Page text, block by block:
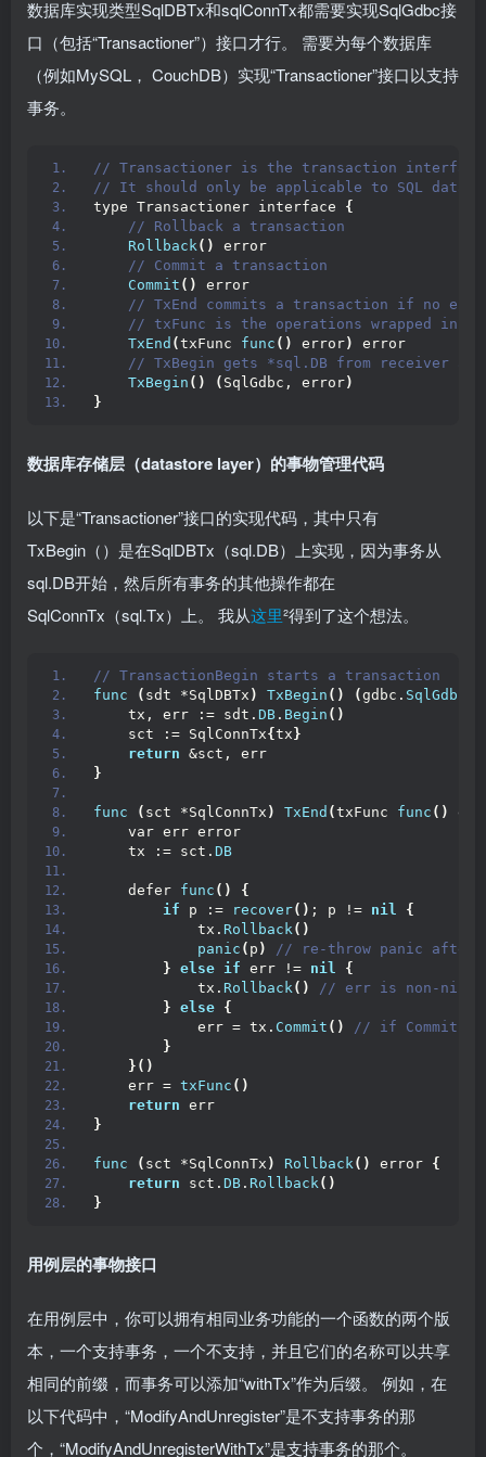
数据库实现类型SqlDBTx和sqlConnTx都需要实现SqlGdbc接
口（包括“Transactioner”）接口才行。 需要为每个数据库
（例如MySQL， CouchDB）实现“Transactioner”接口以支持
事务。
// Transactioner is the transaction interface
// It should only be applicable to SQL
type Transactioner interface {
// Rollback a transaction
Rollback()
error
// Commit a transaction
Commit ()
error
// TxEnd commits a transaction if no
// txFunc is the operations wrapped in a
TxEnd (txFunc func () error)
error
// TxBegin gets *sql.DB from receiver
TxBegin () ( SqlGdbc, error)
}
数据库存储层（datastore layer）的事物管理代码
以下是“Transactioner”接口的实现代码，其中只有
TxBegin（）是在SqlDBTx（sql.DB）上实现，因为事务从
sql.DB开始，然后所有事务的其他操作都在
SqlConnTx（sql.Tx）上。 我从这里²得到了这个想法。
// TransactionBegin starts a transaction
func
( sdt *SqlDBTx ) TxBegin () (gdbc. SqlGdbc
    tx, err := sdt.
DB . Begin ()
    sct := SqlConnTx
{ tx }
return &sct, err
}
func ( sct *SqlConnTx ) TxEnd (txFunc func ()
    var err error
    tx := sct.
DB
    defer
func ()
{
if p := recover() ; p != nil
{
            tx.
Rollback()
panic ( p )
// re-throw panic after
} else if err != nil
{
            tx.
Rollback()
// err is non-nil;
} else {
            err = tx.
Commit ()
// if Commit
}
}()
    err =
txFunc ()
return err
}
func ( sct *SqlConnTx ) Rollback() error {
return sct. DB . Rollback()
}
用例层的事物接口
在用例层中，你可以拥有相同业务功能的一个函数的两个版
本，一个支持事务，一个不支持，并且它们的名称可以共享
相同的前缀，而事务可以添加“withTx”作为后缀。 例如，在
以下代码中，“ModifyAndUnregister”是不支持事务的那
个，“ModifyAndUnregisterWithTx”是支持事务的那个。